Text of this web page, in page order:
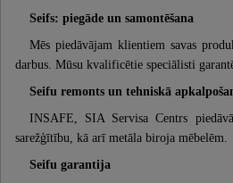
Seifs: piegāde un samontēšana
Mēs piedāvājam klientiem savas
darbus. Mūsu kvalificētie speciālisti
Seifu remonts un tehniskā
INSAFE, SIA Servisa Centrs
sarežģītību, kā arī metāla biroja mēbelēm.
Seifu garantija